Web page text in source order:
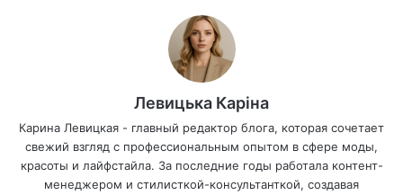
Левицька Каріна
Карина Левицкая - главный редактор блога, которая сочетает
свежий взгляд с профессиональным опытом в сфере моды,
красоты и лайфстайла. За последние годы работала контент-
менеджером и стилисткой-консультанткой, создавая